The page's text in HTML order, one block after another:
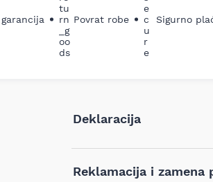
Povrat robe Sigurno
Deklaracija
Reklamacija i zamena